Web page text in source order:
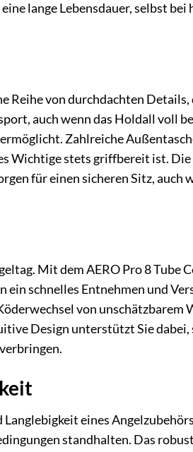
lange Lebensdauer, selbst bei
Reihe von durchdachten Details,
auch wenn das Holdall voll
Zahlreiche
Wichtige stets griffbereit ist.
für einen sicheren Sitz, auch
Mit dem AERO Pro 8 Tube
schnelles Entnehmen und
von unschätzbarem
Design unterstützt Sie dabei,
eines
standhalten. Das